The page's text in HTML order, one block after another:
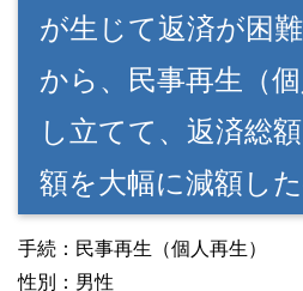
が生じて返済が困
から、民事再生（
し立てて、返済総
額を大幅に減額し
手続：民事再生（個人再生）
性別：男性